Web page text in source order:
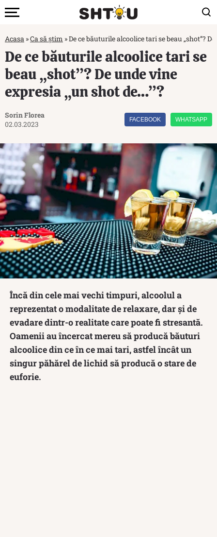
Acasa »Ca să știm »De ce băuturile alcoolice tari se beau „shot”?
De ce băuturile alcoolice tari se
beau „shot”? De unde vine
expresia „un shot de…”?
Sorin Florea
02.03.2023
FACEBOOK WHATSAPP
Încă din cele mai vechi timpuri, alcoolul a
reprezentat o modalitate de relaxare, dar și de
evadare dintr-o realitate care poate fi stresantă.
Oamenii au încercat mereu să producă băuturi
alcoolice din ce în ce mai tari, astfel încât un
singur păhărel de lichid să producă o stare de
euforie.